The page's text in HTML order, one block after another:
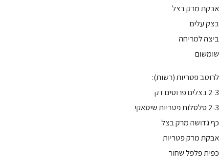
אבקת מרק בצל
בצק עלים
ביצה למריחה
שומשום
לרוטב פטריות (רשות):
2-3 בצלים פרוסים דק
2-3 סלסלות פטריות שיטאקי
כף גדושה מרק בצל
אבקת מרק פטריות
כפית פלפל שחור